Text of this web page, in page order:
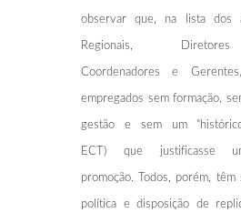
observar que, na lista dos
Regionais,
Coordenadores e
empregados sem formação,
gestão e sem um
ECT) que justificasse
promoção. Todos, porém, têm
política e disposição de